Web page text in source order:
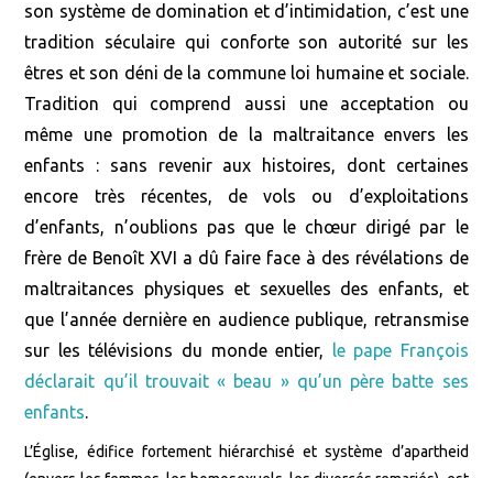
son système de domination et d’intimidation, c’est une
tradition séculaire qui conforte son autorité sur les
êtres et son déni de la commune loi humaine et sociale.
Tradition qui comprend aussi une acceptation ou
même une promotion de la maltraitance envers les
enfants : sans revenir aux histoires, dont certaines
encore très récentes, de vols ou d’exploitations
d’enfants, n’oublions pas que le chœur dirigé par le
frère de Benoît XVI a dû faire face à des révélations de
maltraitances physiques et sexuelles des enfants, et
que l’année dernière en audience publique, retransmise
sur les télévisions du monde entier, le pape François
déclarait qu’il trouvait « beau » qu’un père batte ses
enfants.
L’Église, édifice fortement hiérarchisé et système d’apartheid